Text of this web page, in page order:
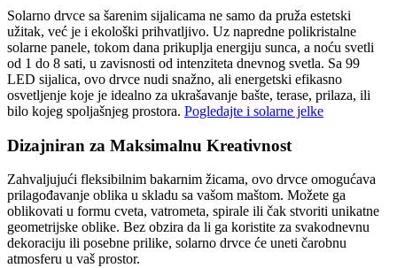
Solarno drvce sa šarenim sijalicama ne samo da pruža estetski
užitak, već je i ekološki prihvatljivo. Uz napredne polikristalne
solarne panele, tokom dana prikuplja energiju sunca, a noću svetli
od 1 do 8 sati, u zavisnosti od intenziteta dnevnog svetla. Sa 99
LED sijalica, ovo drvce nudi snažno, ali energetski efikasno
osvetljenje koje je idealno za ukrašavanje bašte, terase, prilaza, ili
bilo kojeg spoljašnjeg prostora. Pogledajte i solarne jelke
Dizajniran za Maksimalnu Kreativnost
Zahvaljujući fleksibilnim bakarnim žicama, ovo drvce omogućava
prilagođavanje oblika u skladu sa vašom maštom. Možete ga
oblikovati u formu cveta, vatrometa, spirale ili čak stvoriti unikatne
geometrijske oblike. Bez obzira da li ga koristite za svakodnevnu
dekoraciju ili posebne prilike, solarno drvce će uneti čarobnu
atmosferu u vaš prostor.